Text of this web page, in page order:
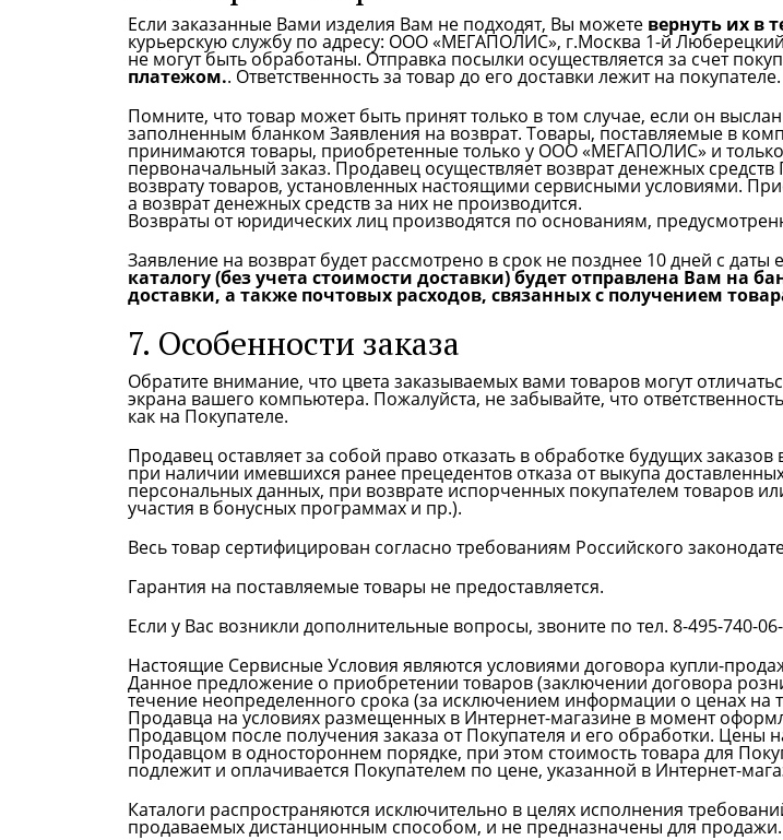
Если заказанные Вами изделия Вам не подходят, Вы можете вернуть их в
курьерскую службу по адресу: ООО «МЕГАПОЛИС», г.Москва 1-й
не могут быть обработаны. Отправка посылки осуществляется за счет
платежом.. Ответственность за товар до его доставки лежит на покупателе.
Помните, что товар может быть принят только в том случае, если он
заполненным бланком Заявления на возврат. Товары, поставляемые в
принимаются товары, приобретенные только у ООО «МЕГАПОЛИС» и
первоначальный заказ. Продавец осуществляет возврат денежных
возврату товаров, установленных настоящими сервисными условиями.
а возврат денежных средств за них не производится.
Возвраты от юридических лиц производятся по основаниям,
Заявление на возврат будет рассмотрено в срок не позднее 10 дней с даты
каталогу (без учета стоимости доставки) будет отправлена Вам на
доставки, а также почтовых расходов, связанных с получением
7. Особенности заказа
Обратите внимание, что цвета заказываемых вами товаров могут
экрана вашего компьютера. Пожалуйста, не забывайте, что
как на Покупателе.
Продавец оставляет за собой право отказать в обработке будущих
при наличии имевшихся ранее прецедентов отказа от выкупа
персональных данных, при возврате испорченных покупателем товаров
участия в бонусных программах и пр.).
Весь товар сертифицирован согласно требованиям Российского
Гарантия на поставляемые товары не предоставляется.
Если у Вас возникли дополнительные вопросы, звоните по тел. 8-495-740-
Настоящие Сервисные Условия являются условиями договора купли-
Данное предложение о приобретении товаров (заключении договора
течение неопределенного срока (за исключением информации о ценах на
Продавца на условиях размещенных в Интернет-магазине в момент
Продавцом после получения заказа от Покупателя и его обработки. Цены
Продавцом в одностороннем порядке, при этом стоимость товара для
подлежит и оплачивается Покупателем по цене, указанной в Интернет-
Каталоги распространяются исключительно в целях исполнения
продаваемых дистанционным способом, и не предназначены для продажи.